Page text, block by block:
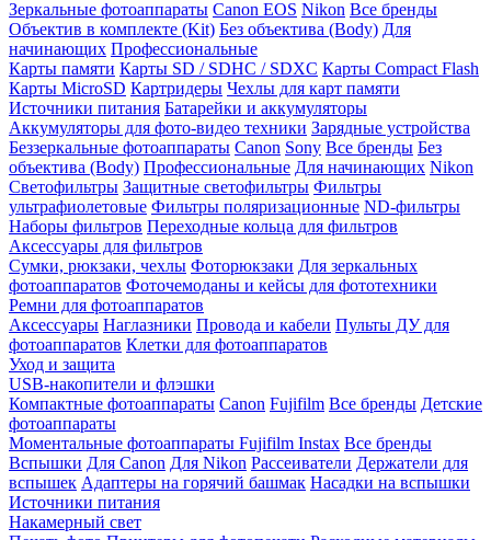
Зеркальные фотоаппараты Canon EOS Nikon Все бренды
Объектив в комплекте (Kit) Без объектива (Body) Для
начинающих Профессиональные
Карты памяти Карты SD / SDHC / SDXC Карты Compact Flash
Карты MicroSD Картридеры Чехлы для карт памяти
Источники питания Батарейки и аккумуляторы
Аккумуляторы для фото-видео техники Зарядные устройства
Беззеркальные фотоаппараты Canon Sony Все бренды Без
объектива (Body) Профессиональные Для начинающих Nikon
Светофильтры Защитные светофильтры Фильтры
ультрафиолетовые Фильтры поляризационные ND-фильтры
Наборы фильтров Переходные кольца для фильтров
Аксессуары для фильтров
Сумки, рюкзаки, чехлы Фоторюкзаки Для зеркальных
фотоаппаратов Фоточемоданы и кейсы для фототехники
Ремни для фотоаппаратов
Аксессуары Наглазники Провода и кабели Пульты ДУ для
фотоаппаратов Клетки для фотоаппаратов
Уход и защита
USB-накопители и флэшки
Компактные фотоаппараты Canon Fujifilm Все бренды Детские
фотоаппараты
Моментальные фотоаппараты Fujifilm Instax Все бренды
Вспышки Для Canon Для Nikon Рассеиватели Держатели для
вспышек Адаптеры на горячий башмак Насадки на вспышки
Источники питания
Накамерный свет